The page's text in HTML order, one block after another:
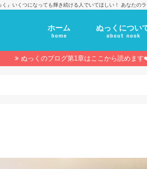
』いくつになっても輝き続ける人でいてほしい！ あなた
ホーム
home
ぬっくについ
about nook
ぬっくのブログ第1章はここから読めま